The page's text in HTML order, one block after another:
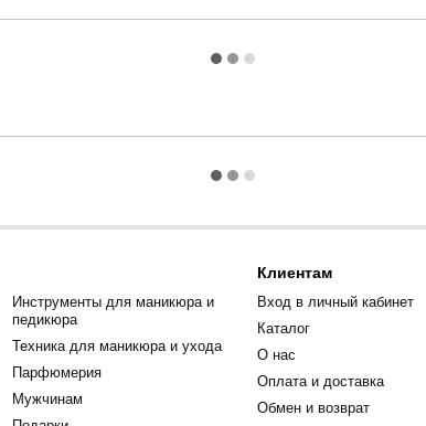
Инструменты для маникюра и
педикюра
Техника для маникюра и ухода
Парфюмерия
Мужчинам
Клиентам
Вход в личный кабинет
Каталог
О нас
Оплата и доставка
Обмен и возврат